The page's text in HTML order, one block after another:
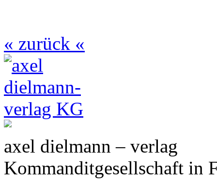
« zurück «
axel dielmann – verlag
Kommanditgesellschaft in